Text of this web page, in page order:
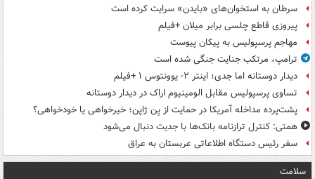
سرطان به استخوان‌های «بایدن» سرایت کرده است
پیروزی قاطع چلسی برابر میلان +فیلم
مهاجم پرسپولیس به پیکان پیوست
ترامپ، مرتکب جنایت جنگی شده است
دیدار دوستانه اما جدی؛ اینتر ۲- یوونتوس ۱ +فیلم
تساوی پرسپولیس مقابل الومینیوم اراک در دیدار دوستانه
پشت‌پرده مداخله آمریکا در حمایت از یِن ژاپن؛ خیرخواهی یا خودخواهی؟
همتی: کنترل ترازنامه بانک‌ها با جدیت دنبال می‌شود
سفر رئیس دستگاه اطلاعاتی عربستان به عراق
سلامت